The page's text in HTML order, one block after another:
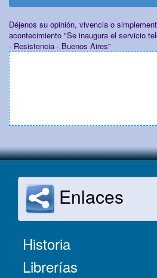
Déjenos su opinión, vivencia o
acontecimiento "Se inaugura el servicio
- Resistencia - Buenos Aires"
Enlaces
Historia
Librerías